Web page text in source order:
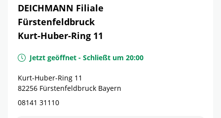
DEICHMANN Filiale
Fürstenfeldbruck
Kurt-Huber-Ring 11
Jetzt geöffnet - Schließt um 20:00
Kurt-Huber-Ring 11
82256 Fürstenfeldbruck Bayern
08141 31110